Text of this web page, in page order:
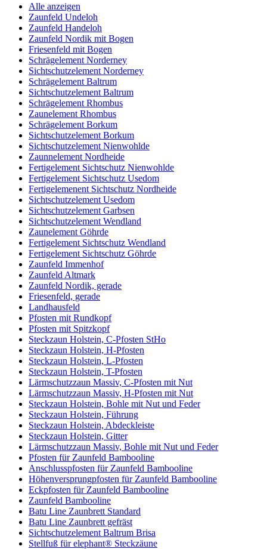
Alle anzeigen
Zaunfeld Undeloh
Zaunfeld Handeloh
Zaunfeld Nordik mit Bogen
Friesenfeld mit Bogen
Schrägelement Norderney
Sichtschutzelement Norderney
Schrägelement Baltrum
Sichtschutzelement Baltrum
Schrägelement Rhombus
Zaunelement Rhombus
Schrägelement Borkum
Sichtschutzelement Borkum
Sichtschutzelement Nienwohlde
Zaunnelement Nordheide
Fertigelement Sichtschutz Nienwohlde
Fertigelement Sichtschutz Usedom
Fertigelemenent Sichtschutz Nordheide
Sichtschutzelement Usedom
Sichtschutzelement Garbsen
Sichtschutzelement Wendland
Zaunelement Göhrde
Fertigelement Sichtschutz Wendland
Fertigelement Sichtschutz Göhrde
Zaunfeld Immenhof
Zaunfeld Altmark
Zaunfeld Nordik, gerade
Friesenfeld, gerade
Landhausfeld
Pfosten mit Rundkopf
Pfosten mit Spitzkopf
Steckzaun Holstein, C-Pfosten StHo
Steckzaun Holstein, H-Pfosten
Steckzaun Holstein, L-Pfosten
Steckzaun Holstein, T-Pfosten
Lärmschutzzaun Massiv, C-Pfosten mit Nut
Lärmschutzzaun Massiv, H-Pfosten mit Nut
Steckzaun Holstein, Bohle mit Nut und Feder
Steckzaun Holstein, Führung
Steckzaun Holstein, Abdeckleiste
Steckzaun Holstein, Gitter
Lärmschutzzaun Massiv, Bohle mit Nut und Feder
Pfosten für Zaunfeld Bambooline
Anschlusspfosten für Zaunfeld Bambooline
Höhenversprungpfosten für Zaunfeld Bambooline
Eckpfosten für Zaunfeld Bambooline
Zaunfeld Bambooline
Batu Line Zaunbrett Standard
Batu Line Zaunbrett gefräst
Sichtschutzelement Baltrum Brisa
Stellfuß für elephant® Steckzäune